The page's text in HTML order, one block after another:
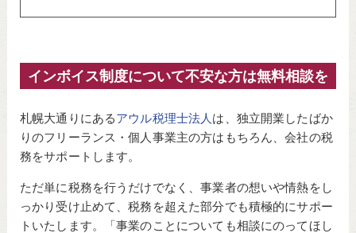
インボイス制度について不安な方は無料相談を
札幌大通りにあるアウル税理士法人 は、独立開業したばか
りのフリーランス・個人事業主の方はもちろん、会社の税
務をサポートします。
ただ単に税務を行うだけでなく、事業者の想いや情熱をし
っかり受け止めて、税務を超えた部分でも積極的にサポー
トいたします。「事業のことについても相談にのってほし